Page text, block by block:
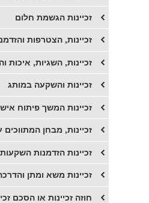
זכיינות הגשמת חלום
זכיינות, הצטרפות
זכיינות, השגיות, איכות
זכיינות והשקעה במותג
זכיינות המשך פיתוח
זכיינות, מבחן המתווכים
זכיינות הזדמנות
זכיינות משא ומתן
חוזה זכיינות או הסכם